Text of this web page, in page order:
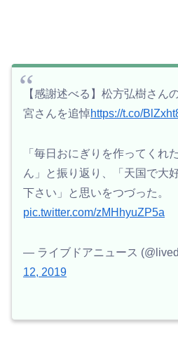
【感謝述べる】松方弘樹さん
宮さんを追悼https://t.co/
「毎日おにぎりを作ってくれ
ん」と振り返り、「天国で大
下さい」と思いをつづった。
pic.twitter.com/zMHhyuZP5a
— ライブドアニュース
12, 2019